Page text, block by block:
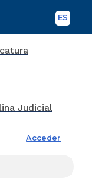
ES
Acceder